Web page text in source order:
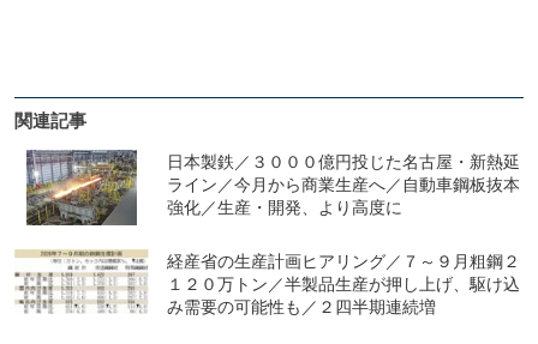
関連記事
日本製鉄／３０００億円投じた名古屋・新熱延
ライン／今月から商業生産へ／自動車鋼板抜本
強化／生産・開発、より高度に
経産省の生産計画ヒアリング／７～９月粗鋼２
１２０万トン／半製品生産が押し上げ、駆け込
み需要の可能性も／２四半期連続増